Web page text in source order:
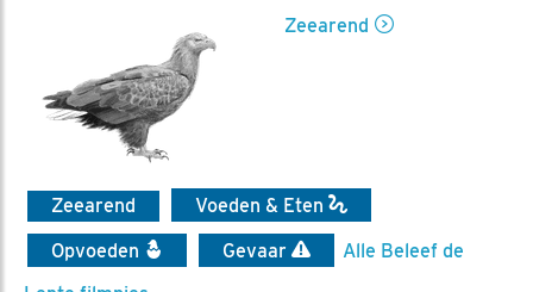
Zeearend
Zeearend
Voeden & Eten
Opvoeden
Gevaar
Alle Beleef de